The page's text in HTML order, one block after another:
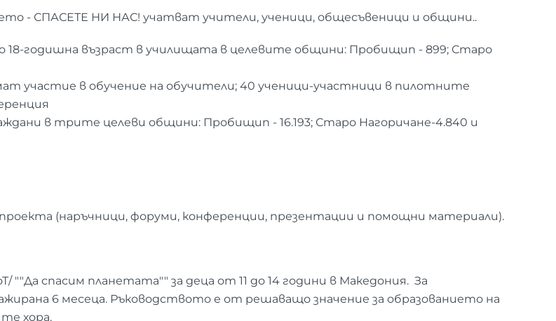
- СПАСЕТЕ НИ НАС! учатват учители, ученици, общесъвеници и общини..
18-годишна възраст в училищата в целевите общини: Пробищип - 899; Старо
участие в обучение на обучители; 40 ученици-участници в пилотните
в трите целеви общини: Пробищип - 16.193; Старо Нагоричане-4.840 и
(наръчници, форуми, конференции, презентации и помощни материали).
""Да спасим планетата"" за деца от 11 до 14 години в Македония. За
6 месеца. Ръководството е от решаващо значение за образованието на
хора.